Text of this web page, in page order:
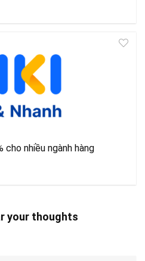
cho nhiều ngành hàng
your thoughts